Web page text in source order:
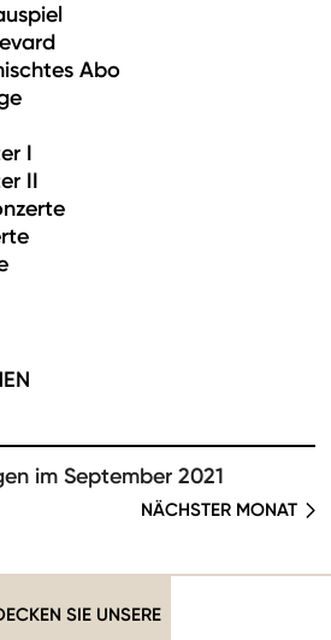
Abo
I
II
im September 2021
NÄCHSTER MONAT
SIE UNSERE